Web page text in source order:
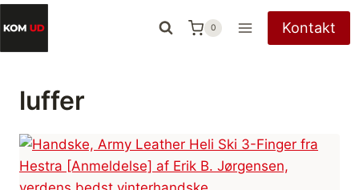
Fortsæt
til
indhold
0 Kontakt
luffer